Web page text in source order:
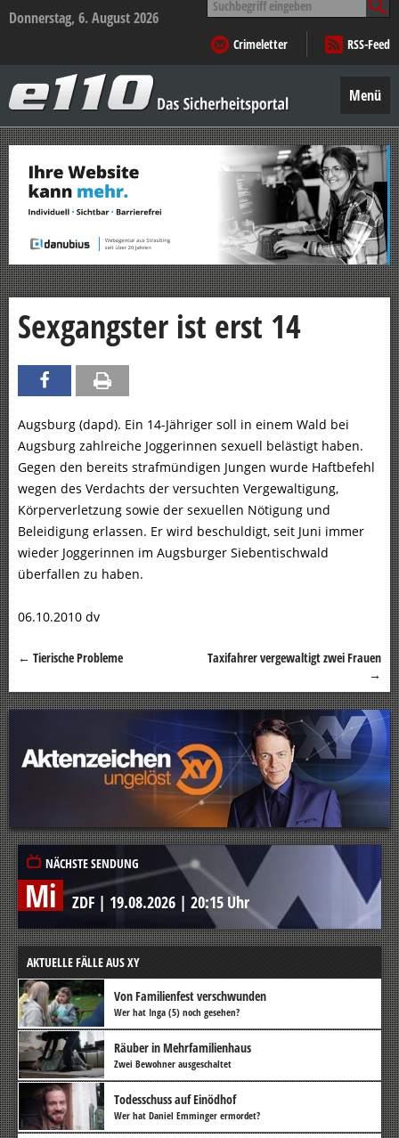
Donnerstag, 6. August 2026
nach:
Crimeletter
RSS-Feed
–
Das
Sicherheitsportal
Menü
Zum
Inhalt
springen
Sexgangster ist erst 14
Augsburg (dapd). Ein 14-Jähriger soll in einem Wald bei
Augsburg zahlreiche Joggerinnen sexuell belästigt haben.
Gegen den bereits strafmündigen Jungen wurde Haftbefehl
wegen des Verdachts der versuchten Vergewaltigung,
Körperverletzung sowie der sexuellen Nötigung und
Beleidigung erlassen. Er wird beschuldigt, seit Juni immer
wieder Joggerinnen im Augsburger Siebentischwald
überfallen zu haben.
06.10.2010 dv
Beitragsnavigation
← Tierische Probleme
Taxifahrer vergewaltigt zwei Frauen
→
NÄCHSTE SENDUNG
Mi ZDF | 19.08.2026 | 20:15 Uhr
AKTUELLE FÄLLE AUS XY
Von Familienfest verschwunden
Wer hat Inga (5) noch gesehen?
Räuber in Mehrfamilienhaus
Zwei Bewohner ausgeschaltet
Todesschuss auf Einödhof
Wer hat Daniel Emminger ermordet?